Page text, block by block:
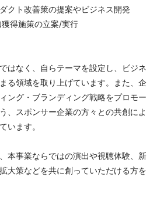
クト改善策の提案やビジネス開発
獲得施策の立案/実行
はなく、自らテーマを設定し、ビジネ
る領域を取り上げています。また、企
ング・ブランディング戦略をプロモー
、スポンサー企業の方々との共創によ
います。
本事業ならではの演出や視聴体験、新
大策などを共に創っていただける方を